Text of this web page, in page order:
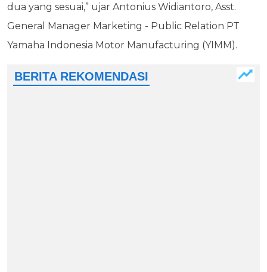
dua yang sesuai,” ujar Antonius Widiantoro, Asst.
General Manager Marketing - Public Relation PT
Yamaha Indonesia Motor Manufacturing (YIMM).